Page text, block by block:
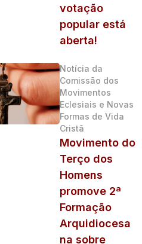
votação
popular está
aberta!
Notícia da
Comissão dos
Movimentos
Eclesiais e Novas
Formas de Vida
Cristã
Movimento do
Terço dos
Homens
promove 2ª
Formação
Arquidiocesa
na sobre